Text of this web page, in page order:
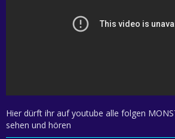
Hier dürft ihr auf youtube alle folgen
sehen und hören